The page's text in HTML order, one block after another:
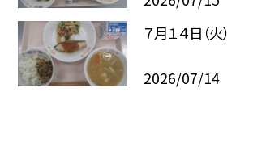
７月１４日（火）
2026/07/14